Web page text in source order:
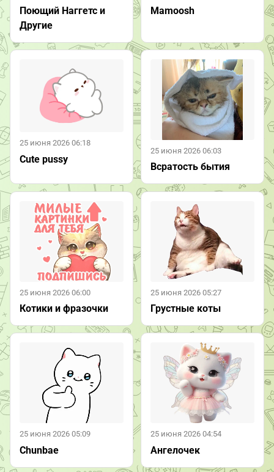
Поющий Наггетс и
Другие
Mamoosh
25 июня 2026 06:18
Cute pussy
25 июня 2026 06:03
Всратость бытия
25 июня 2026 06:00
Котики и фразочки
25 июня 2026 05:27
Грустные коты
25 июня 2026 05:09
Chunbae
25 июня 2026 04:54
Ангелочек